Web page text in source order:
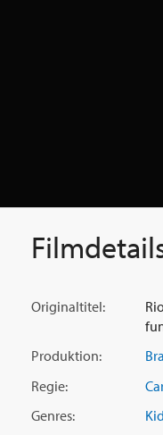
Originaltitel:
Produktion:
Regie:
Genres: